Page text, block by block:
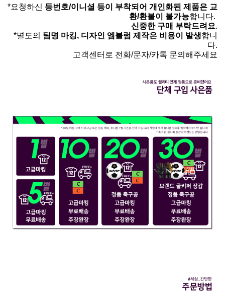
*요청하신 등번호/이니셜 등이 부착되어 개인화된 제품은 교
환/환불이 불가능합니다.
신중한 구매 부탁드려요.
*별도의 팀명 마킹, 디자인 엠블럼 제작은 비용이 발생합니
다.
고객센터로 전화/문자/카톡 문의해주세요